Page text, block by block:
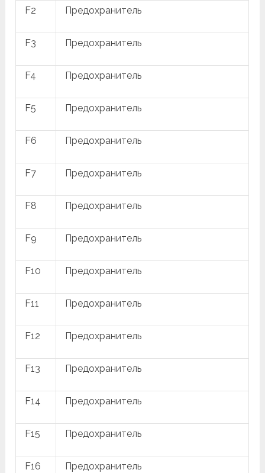
F2 Предохранитель
F3 Предохранитель
F4 Предохранитель
F5 Предохранитель
F6 Предохранитель
F7 Предохранитель
F8 Предохранитель
F9 Предохранитель
F10 Предохранитель
F11 Предохранитель
F12 Предохранитель
F13 Предохранитель
F14 Предохранитель
F15 Предохранитель
F16 Предохранитель